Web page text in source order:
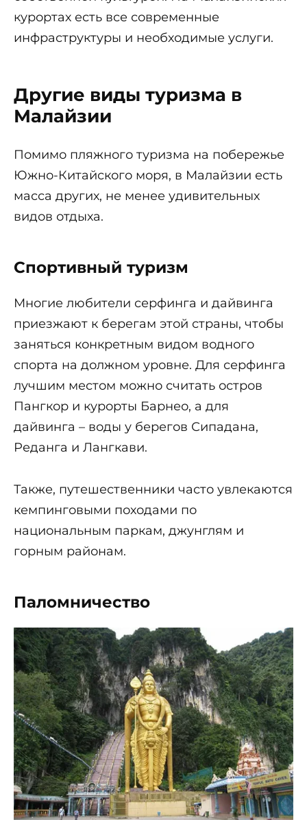
курортах есть все современные
инфраструктуры и необходимые услуги.
Другие виды туризма в
Малайзии
Помимо пляжного туризма на побережье
Южно-Китайского моря, в Малайзии есть
масса других, не менее удивительных
видов отдыха.
Спортивный туризм
Многие любители серфинга и дайвинга
приезжают к берегам этой страны, чтобы
заняться конкретным видом водного
спорта на должном уровне. Для серфинга
лучшим местом можно считать остров
Пангкор и курорты Барнео, а для
дайвинга – воды у берегов Сипадана,
Реданга и Лангкави.
Также, путешественники часто увлекаются
кемпинговыми походами по
национальным паркам, джунглям и
горным районам.
Паломничество